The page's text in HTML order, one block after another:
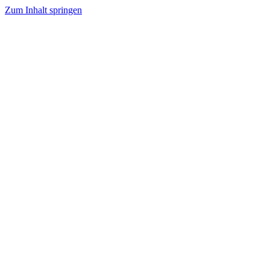
Zum Inhalt springen